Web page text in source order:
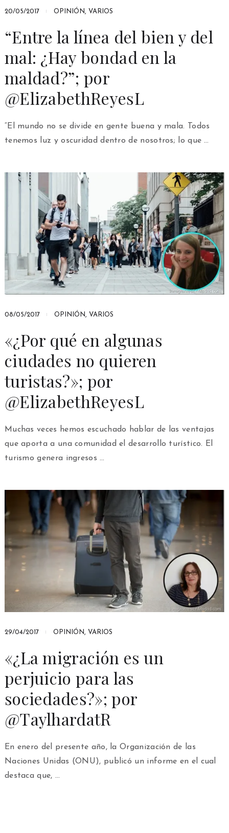
20/05/2017 OPINIÓN, VARIOS
“Entre la línea del bien y del
mal: ¿Hay bondad en la
maldad?”; por
@ElizabethReyesL
“El mundo no se divide en gente buena y mala. Todos
tenemos luz y oscuridad dentro de nosotros; lo que …
08/05/2017 OPINIÓN, VARIOS
«¿Por qué en algunas
ciudades no quieren
turistas?»; por
@ElizabethReyesL
Muchas veces hemos escuchado hablar de las ventajas
que aporta a una comunidad el desarrollo turístico. El
turismo genera ingresos …
29/04/2017 OPINIÓN, VARIOS
«¿La migración es un
perjuicio para las
sociedades?»; por
@TaylhardatR
En enero del presente año, la Organización de las
Naciones Unidas (ONU), publicó un informe en el cual
destaca que, …